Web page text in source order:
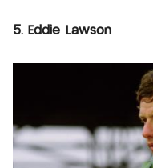
5. Eddie Lawson